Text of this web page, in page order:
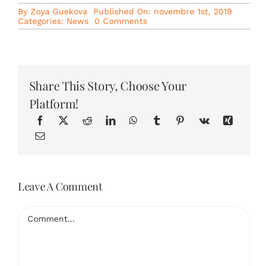
By Zoya Guekova
Published On: novembre 1st, 2019
Categories: News 0 Commentson
Enjoy
Share This Story, Choose Your
Platform!
Leave A Comment